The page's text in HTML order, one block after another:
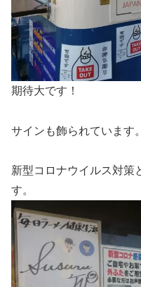
期待大です！
サインも飾られています。
新型コロナウイルス対策
す。